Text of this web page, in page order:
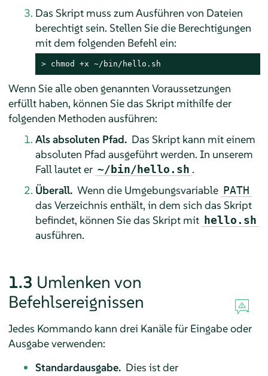
Das Skript muss zum Ausführen von Dateien
berechtigt sein. Stellen Sie die Berechtigungen
mit dem folgenden Befehl ein:
> chmod +x ~/bin/hello.sh
Wenn Sie alle oben genannten Voraussetzungen
erfüllt haben, können Sie das Skript mithilfe der
folgenden Methoden ausführen:
Als absoluten Pfad. Das Skript kann mit einem
absoluten Pfad ausgeführt werden. In unserem
Fall lautet er ~/bin/hello.sh .
Überall. Wenn die Umgebungsvariable PATH
das Verzeichnis enthält, in dem sich das Skript
befindet, können Sie das Skript mit hello.sh
ausführen.
1.3 Umlenken von
Befehlsereignissen
Jedes Kommando kann drei Kanäle für Eingabe oder
Ausgabe verwenden:
Standardausgabe. Dies ist der